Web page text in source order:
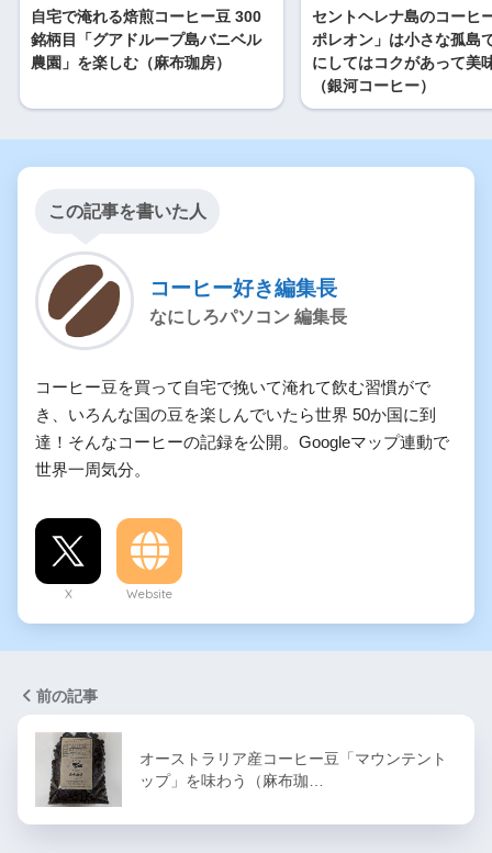
自宅で淹れる焙煎コーヒー豆 300
銘柄目「グアドループ島バニベル
農園」を楽しむ（麻布珈房）
セントヘレナ島のコーヒ
ポレオン」は小さな孤島
にしてはコクがあって美
（銀河コーヒー）
この記事を書いた人
コーヒー好き編集長
なにしろパソコン 編集長
コーヒー豆を買って自宅で挽いて淹れて飲む習慣がで
き、いろんな国の豆を楽しんでいたら世界 50か国に到
達！そんなコーヒーの記録を公開。Googleマップ連動で
世界一周気分。
X Website
前の記事
オーストラリア産コーヒー豆「マウンテント
ップ」を味わう（麻布珈…